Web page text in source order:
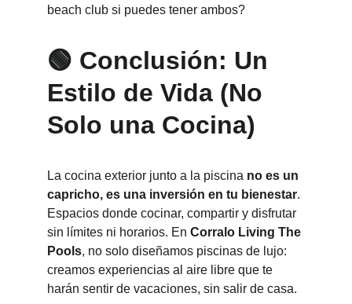
beach club si puedes tener ambos?
🟢 Conclusión: Un
Estilo de Vida (No
Solo una Cocina)
La cocina exterior junto a la piscina no es un
capricho, es una inversión en tu bienestar.
Espacios donde cocinar, compartir y disfrutar
sin límites ni horarios. En Corralo Living The
Pools, no solo diseñamos piscinas de lujo:
creamos experiencias al aire libre que te
harán sentir de vacaciones, sin salir de casa.